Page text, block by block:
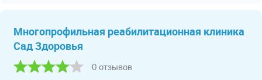
Многопрофильная реабилитационная клиника
Сад Здоровья
0 отзывов